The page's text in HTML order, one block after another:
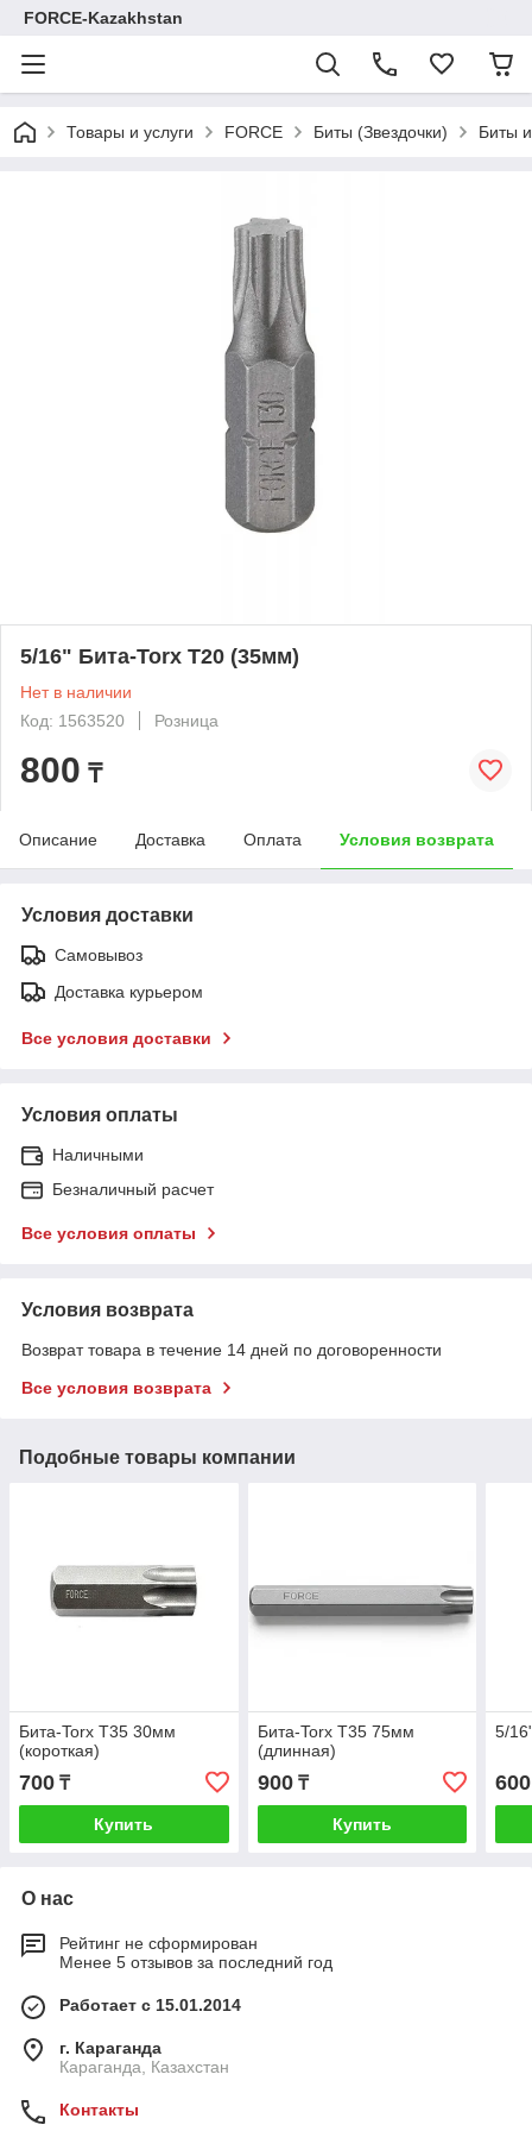
FORCE-Kazakhstan
Товары и услуги FORCE Биты (Звездочки) Биты
5/16" Бита-Torx T20 (35мм)
Нет в наличии
Код: 1563520
Розница
800 ₸
Описание Доставка Оплата Условия возврата
Условия доставки
Самовывоз
Доставка курьером
Все условия доставки
Условия оплаты
Наличными
Безналичный расчет
Все условия оплаты
Условия возврата
Возврат товара в течение 14 дней по договоренности
Все условия возврата
Подобные товары компании
Бита-Torx T35 30мм
(короткая)
700 ₸
Купить
Бита-Torx T35 75мм
(длинная)
900₸
Купить
5/
600
О нас
Рейтинг не сформирован
Менее 5 отзывов за последний год
Работает с 15.01.2014
г. Караганда
Караганда, Казахстан
Контакты